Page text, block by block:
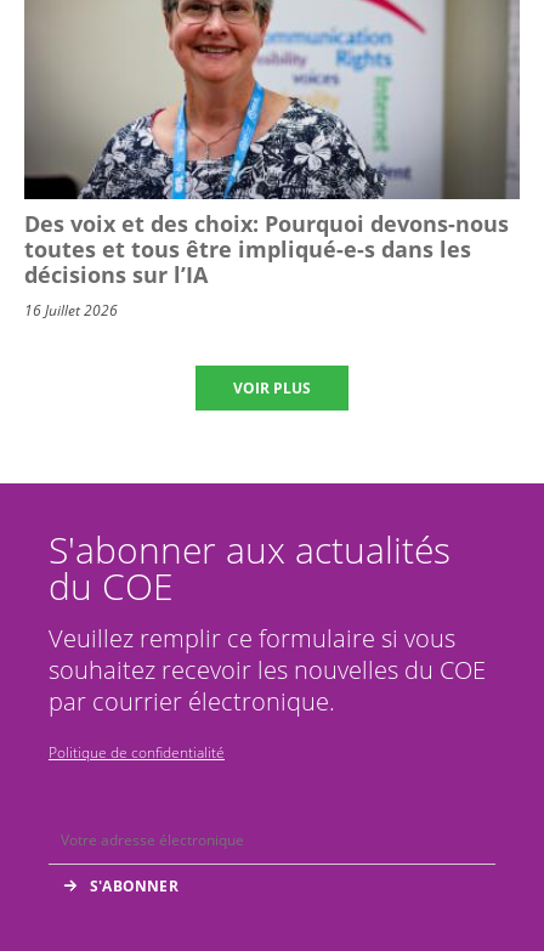
Des voix et des choix: Pourquoi devons-nous
toutes et tous être impliqué-e-s dans les
décisions sur l’IA
16 Juillet 2026
VOIR PLUS
S'abonner aux actualités
du COE
Veuillez remplir ce formulaire si vous
souhaitez recevoir les nouvelles du COE
par courrier électronique.
Politique de confidentialité